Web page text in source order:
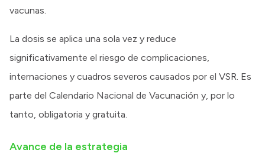
vacunas.
La dosis se aplica una sola vez y reduce
significativamente el riesgo de complicaciones,
internaciones y cuadros severos causados por el VSR. Es
parte del Calendario Nacional de Vacunación y, por lo
tanto, obligatoria y gratuita.
Avance de la estrategia